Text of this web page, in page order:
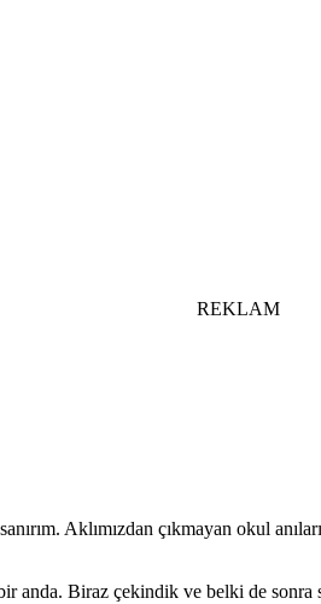
REKLAM
Aklımızdan çıkmayan okul
anda. Biraz çekindik ve belki de